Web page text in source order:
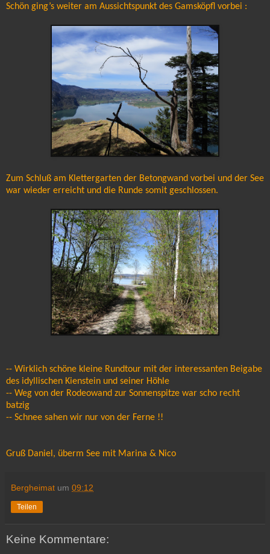
Schön ging’s weiter am Aussichtspunkt des Gamsköpfl vorbei :
Zum Schluß am Klettergarten der Betongwand vorbei und der See
war wieder erreicht und die Runde somit geschlossen.
-- Wirklich schöne kleine Rundtour mit der interessanten Beigabe
des idyllischen Kienstein und seiner Höhle
-- Weg von der Rodeowand zur Sonnenspitze war scho recht
batzig
-- Schnee sahen wir nur von der Ferne !!
Gruß Daniel, überm See mit Marina & Nico
Bergheimat um 09:12
Teilen
Keine Kommentare: